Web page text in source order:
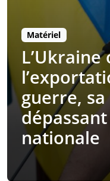
Matériel
L’Ukraine
guerre,
nationale